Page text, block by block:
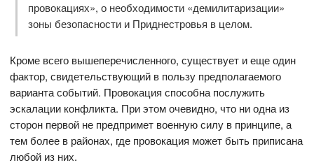
провокациях», о необходимости «демилитаризации»
зоны безопасности и Приднестровья в целом.
Кроме всего вышеперечисленного, существует и еще один
фактор, свидетельствующий в пользу предполагаемого
варианта событий. Провокация способна послужить
эскалации конфликта. При этом очевидно, что ни одна из
сторон первой не предпримет военную силу в принципе, а
тем более в районах, где провокация может быть приписана
любой из них.